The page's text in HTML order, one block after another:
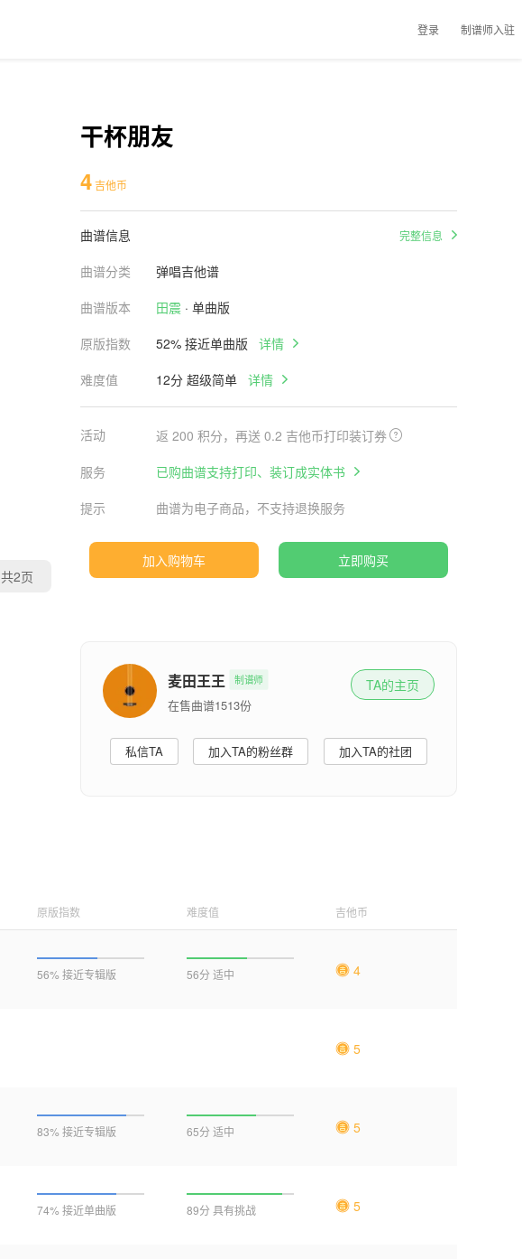
登录 制谱师入驻
共2页
干杯朋友
4吉他币
曲谱信息 完整信息
曲谱分类
弹唱吉他谱
曲谱版本
田震· 单曲版
原版指数
52% 接近单曲版 详情
难度值
12分 超级简单 详情
活动 返 200 积分，再送 0.2 吉他币打印装订券
服务
已购曲谱支持打印、装订成实体书
提示
曲谱为电子商品，不支持退换服务
加入购物车 立即购买
麦田王王 制谱师
在售曲谱1513份
TA的主页
私信TA 加入TA的粉丝群 加入TA的社团
原版指数 难度值 吉他币
56% 接近专辑版 56分 适中 4
5
83% 接近专辑版 65分 适中 5
74% 接近单曲版 89分 具有挑战 5